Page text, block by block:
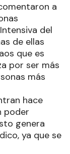
a
del
de ellas
que es
por ser más
más
hace
poder
genera
ya que se